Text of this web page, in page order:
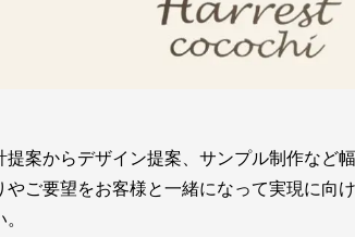
案からデザイン提案、サンプル制作など
ご要望をお客様と一緒になって実現に向